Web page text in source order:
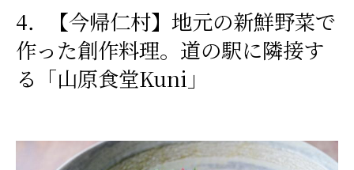
4．【今帰仁村】地元の新鮮野菜で
作った創作料理。道の駅に隣接す
る「山原食堂Kuni」